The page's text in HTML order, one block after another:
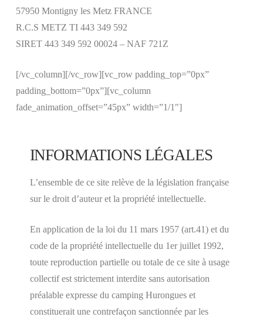
57950 Montigny les Metz FRANCE
R.C.S METZ TI 443 349 592
SIRET 443 349 592 00024 – NAF 721Z
[/vc_column][/vc_row][vc_row padding_top=”0px”
padding_bottom=”0px”][vc_column
fade_animation_offset=”45px” width=”1/1″]
INFORMATIONS LÉGALES
L’ensemble de ce site relève de la législation française
sur le droit d’auteur et la propriété intellectuelle.
En application de la loi du 11 mars 1957 (art.41) et du
code de la propriété intellectuelle du 1er juillet 1992,
toute reproduction partielle ou totale de ce site à usage
collectif est strictement interdite sans autorisation
préalable expresse du camping Hurongues et
constituerait une contrefaçon sanctionnée par les